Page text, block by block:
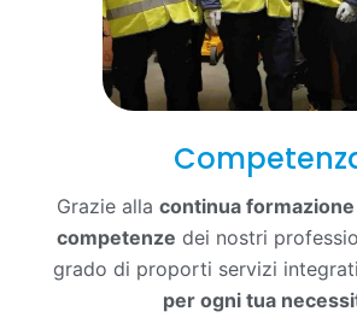
Grazie alla continua formazione
competenze dei nostri
grado di proporti servizi
per ogni tua